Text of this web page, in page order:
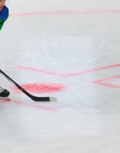
Салават
КХЛ